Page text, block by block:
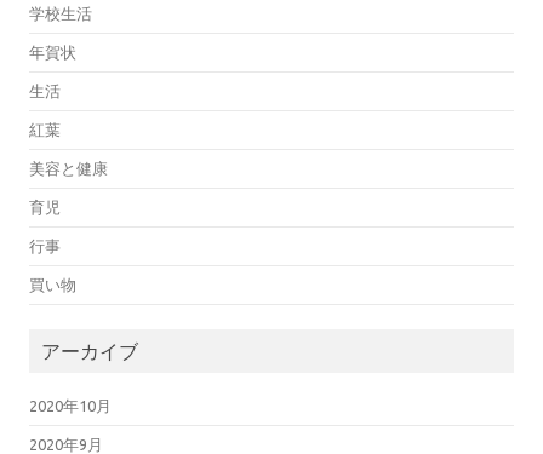
学校生活
年賀状
生活
紅葉
美容と健康
育児
行事
買い物
アーカイブ
2020年10月
2020年9月